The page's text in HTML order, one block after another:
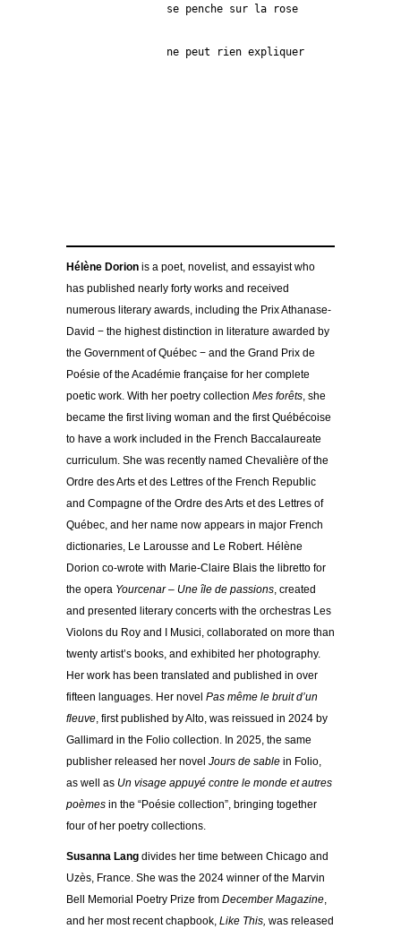
		se penche sur la rose
		ne peut rien expliquer
Hélène Dorion is a poet, novelist, and essayist who
has published nearly forty works and received
numerous literary awards, including the Prix Athanase-
David − the highest distinction in literature awarded by
the Government of Québec − and the Grand Prix de
Poésie of the Académie française for her complete
poetic work. With her poetry collection Mes forêts, she
became the first living woman and the first Québécoise
to have a work included in the French Baccalaureate
curriculum. She was recently named Chevalière of the
Ordre des Arts et des Lettres of the French Republic
and Compagne of the Ordre des Arts et des Lettres of
Québec, and her name now appears in major French
dictionaries, Le Larousse and Le Robert. Hélène
Dorion co-wrote with Marie-Claire Blais the libretto for
the opera Yourcenar – Une île de passions, created
and presented literary concerts with the orchestras Les
Violons du Roy and I Musici, collaborated on more than
twenty artist’s books, and exhibited her photography.
Her work has been translated and published in over
fifteen languages. Her novel Pas même le bruit d’un
fleuve, first published by Alto, was reissued in 2024 by
Gallimard in the Folio collection. In 2025, the same
publisher released her novel Jours de sable in Folio,
as well as Un visage appuyé contre le monde et autres
poèmes in the “Poésie collection”, bringing together
four of her poetry collections.
Susanna Lang divides her time between Chicago and
Uzès, France. She was the 2024 winner of the Marvin
Bell Memorial Poetry Prize from December Magazine,
and her most recent chapbook, Like This, was released